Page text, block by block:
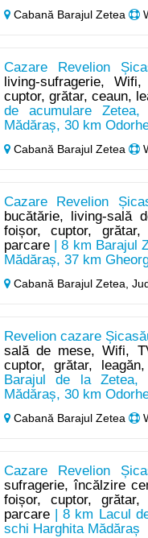
Cabană Barajul Zetea
Cazare Revelion
living-sufragerie,
cuptor, grătar, ceaun,
de acumulare
Mădăraș, 30 km
Cabană Barajul Zetea
Cazare Revelion
bucătărie, living-sală
foișor, cuptor,
parcare| 8 km Barajul
Mădăraș, 37 km
Cabană Barajul Zetea,
Revelion cazare
sală de mese, Wifi,
cuptor, grătar,
Barajul de la
Mădăraș, 30 km
Cabană Barajul Zetea
Cazare Revelion
sufragerie, încălzire
foișor, cuptor,
parcare| 8 km Lacul
schi Harghita Mădăraș